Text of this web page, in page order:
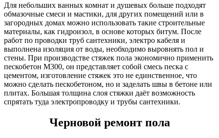
Для небольших ванных комнат и душевых больше подходят
обмазочные смеси и мастики, для других помещений или в
загородных домах можно использовать такие строительные
материалы, как гидроизол, в основе которых битум. После
работ по проводки труб сантехники, электро кабеля и
выполнена изоляция от воды, необходимо выровнять пол и
стены. При производстве стяжек пола экономично применить
пескобетон М300, он представляет собой смесь песка с
цементом, изготовление стяжек это не единственное, что
можно сделать пескобетоном, но и заделать швы в бетоне или
плитах. Большая толщина слоя стяжки даёт возможность
спрятать туда электропроводку и трубы сантехники.
Черновой ремонт пола